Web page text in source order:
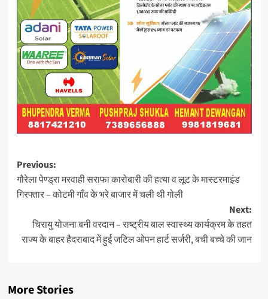
Post
navigation
Previous:
गौरेला पेण्ड्रा मरवाही सराफा कारोबारी की हत्या व लूट के मास्टरमाइंड
गिरफ्तार – कोटमी गाँव के भरे बाजार में चली थी गोली
Next:
चिरायु योजना बनी वरदान – राष्ट्रीय बाल स्वास्थ्य कार्यक्रम के तहत
राज्य के बाहर हैदराबाद में हुई जटिल ओपन हार्ट सर्जरी, बची बच्चे की जान
More Stories